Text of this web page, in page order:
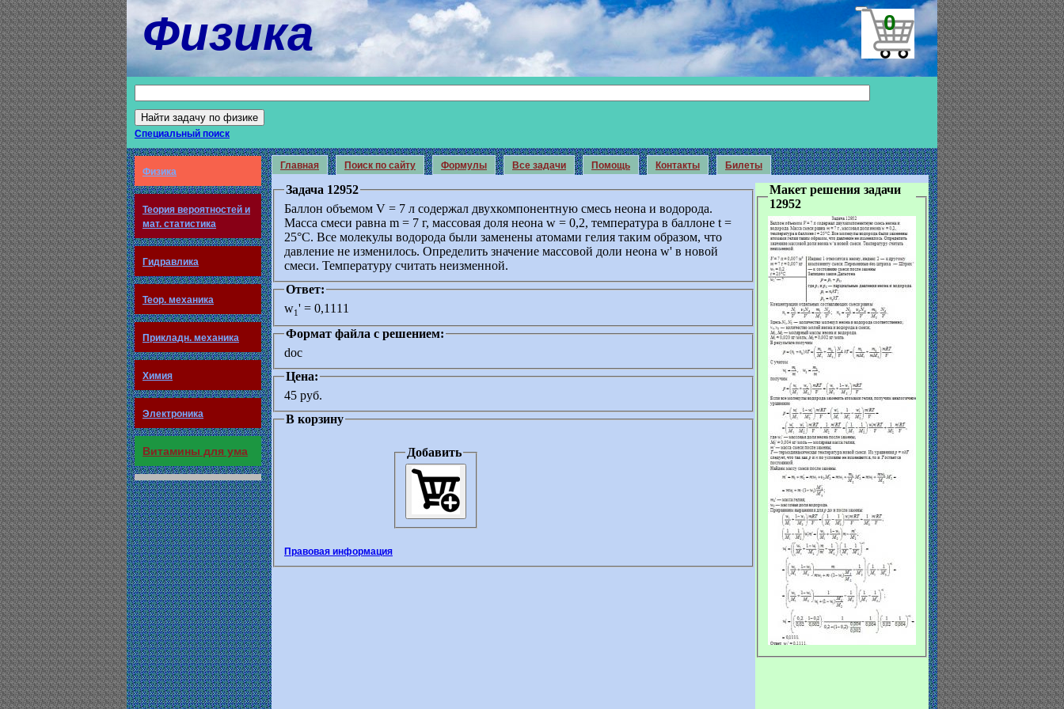
Физика 0
Специальный поиск
Физика
Теория вероятностей и
мат. статистика
Гидравлика
Теор. механика
Прикладн. механика
Химия
Электроника
Витамины для ума
Главная Поиск по сайту Формулы Все задачи Помощь Контакты Билеты
Задача 12952
Баллон объемом V = 7 л содержал двухкомпонентную смесь неона и водорода.
Масса смеси равна m = 7 г, массовая доля неона w = 0,2, температура в баллоне t =
25°C. Все молекулы водорода были заменены атомами гелия таким образом, что
давление не изменилось. Определить значение массовой доли неона w' в новой
смеси. Температуру считать неизменной.
Макет решения задачи
12952
Ответ:
w1' = 0,1111
Формат файла с решением:
doc
Цена:
45 руб.
В корзину
Добавить
Правовая информация